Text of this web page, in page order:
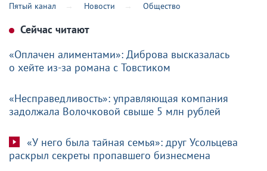
Пятый канал Новости Общество
Сейчас читают
«Оплачен алиментами»: Диброва высказалась
о хейте из-за романа с Товстиком
«Несправедливость»: управляющая компания
задолжала Волочковой свыше 5 млн рублей
«У него была тайная семья»: друг Усольцева
раскрыл секреты пропавшего бизнесмена